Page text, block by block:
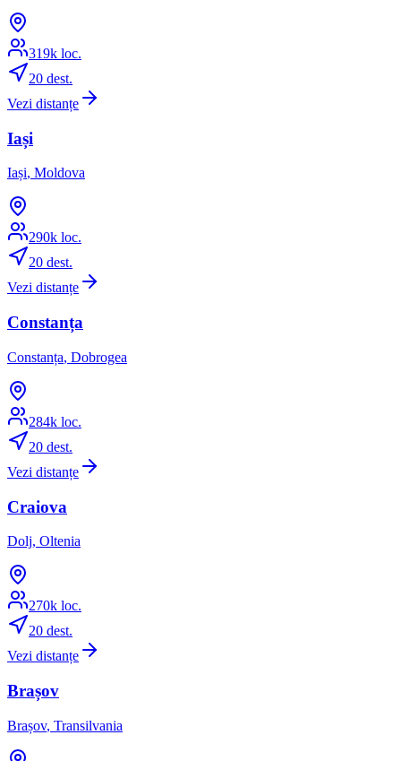
319k loc.
20 dest.
Vezi distanțe
Iași
Iași, Moldova
290k loc.
20 dest.
Vezi distanțe
Constanța
Constanța, Dobrogea
284k loc.
20 dest.
Vezi distanțe
Craiova
Dolj, Oltenia
270k loc.
20 dest.
Vezi distanțe
Brașov
Brașov, Transilvania